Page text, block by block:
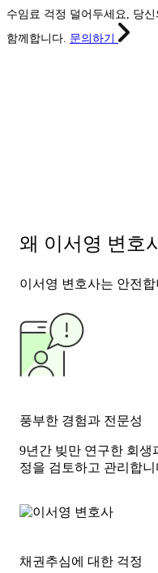
수임료 걱정 덜어두세요, 당신
함께합니다. 문의하기
왜 이서영 변호
이서영 변호사는 안전
풍부한 경험과 전문성
9년간 빚만 연구한 회
정을 검토하고 관리합니
채권추심에 대한 걱정